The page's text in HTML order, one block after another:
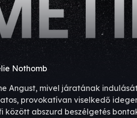
Nothomb
Angust, mivel járatának
provokatívan viselkedő
abszurd beszélgetés